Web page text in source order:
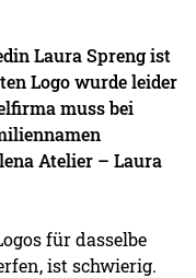
Laura Spreng ist
Logo wurde leider
muss bei
Atelier – Laura
für dasselbe
ist schwierig.